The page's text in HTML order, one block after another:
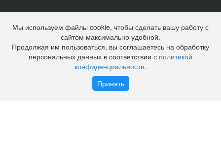
2025 © Социальная программа Правительства Москвы
ООО "Технопром"
Политика конфиденциальности
Наверх
на сумму0 руб.
Мы используем файлы cookie, чтобы сделать вашу работу с
сайтом максимально удобной.
Продолжая им пользоваться, вы соглашаетесь на обработку
персональных данных в соответствии с политикой
конфиденциальности.
Принять